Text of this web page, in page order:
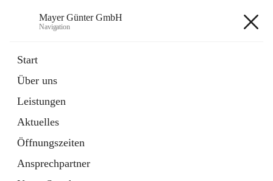
Mayer Günter GmbH
Navigation
Start
Über uns
Leistungen
Aktuelles
Öffnungszeiten
Ansprechpartner
Artikel
in
Tab
TRANSPORTE
Artikel
öffnet
in
neuem
Tab